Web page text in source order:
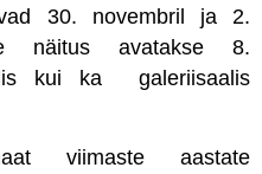
30. novembril ja 2.
näitus avatakse 8.
kui ka galeriisaalis
viimaste aastate